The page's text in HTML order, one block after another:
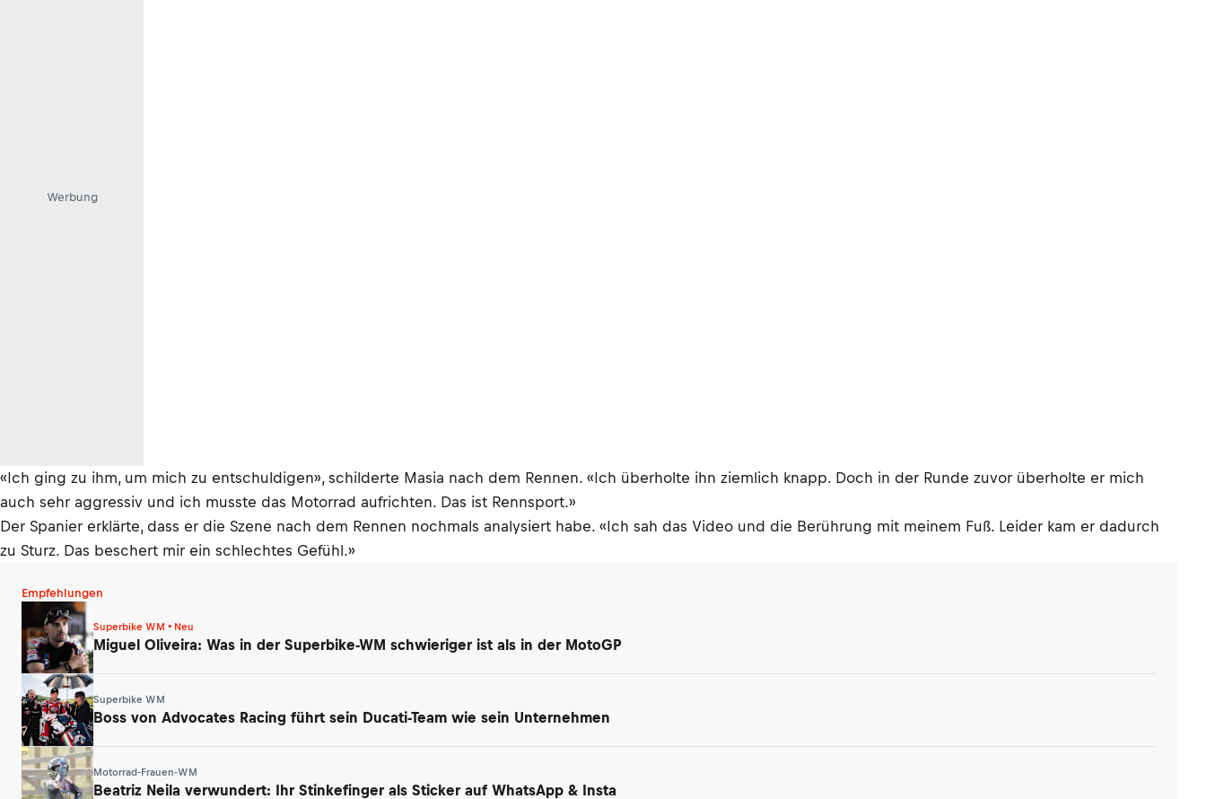
Werbung
«Ich ging zu ihm, um mich zu entschuldigen», schilderte Masia nach dem Rennen. «Ich überholte ihn ziemlich knapp. Doch in der Runde zuvor überholte er mich
auch sehr aggressiv und ich musste das Motorrad aufrichten. Das ist Rennsport.»
Der Spanier erklärte, dass er die Szene nach dem Rennen nochmals analysiert habe. «Ich sah das Video und die Berührung mit meinem Fuß. Leider kam er dadurch
zu Sturz. Das beschert mir ein schlechtes Gefühl.»
Empfehlungen
Superbike WM • Neu
Miguel Oliveira: Was in der Superbike-WM schwieriger ist als in der MotoGP
Superbike WM
Boss von Advocates Racing führt sein Ducati-Team wie sein Unternehmen
Motorrad-Frauen-WM
Beatriz Neila verwundert: Ihr Stinkefinger als Sticker auf WhatsApp & Insta